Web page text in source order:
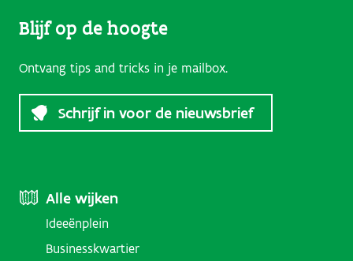
Blijf op de hoogte
Ontvang tips and tricks in je mailbox.
Schrijf in voor de nieuwsbrief
Footer
Menu
Alle wijken
Ideeënplein
Businesskwartier